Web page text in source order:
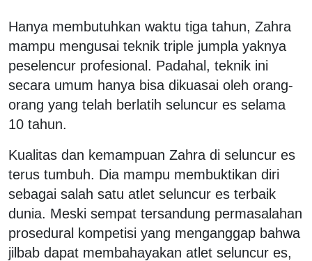
Hanya membutuhkan waktu tiga tahun, Zahra
mampu mengusai teknik triple jumpla yaknya
peselencur profesional. Padahal, teknik ini
secara umum hanya bisa dikuasai oleh orang-
orang yang telah berlatih seluncur es selama
10 tahun.
Kualitas dan kemampuan Zahra di seluncur es
terus tumbuh. Dia mampu membuktikan diri
sebagai salah satu atlet seluncur es terbaik
dunia. Meski sempat tersandung permasalahan
prosedural kompetisi yang menganggap bahwa
jilbab dapat membahayakan atlet seluncur es,